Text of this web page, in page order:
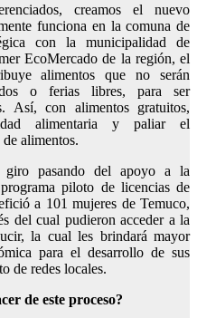
creamos el nuevo
funciona en la comuna de
con la municipalidad de
EcoMercado de la región, el
alimentos que no serán
o ferias libres, para ser
Así, con alimentos gratuitos,
alimentaria y paliar el
alimentos.
giro pasando del apoyo a la
piloto de licencias de
a 101 mujeres de Temuco,
del cual pudieron acceder a la
la cual les brindará mayor
para el desarrollo de sus
de redes locales.
de este proceso?